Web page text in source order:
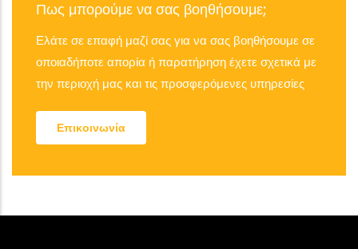
Πως μπορούμε να σας βοηθήσουμε;
Ελάτε σε επαφή μαζί σας για να σας βοηθήσουμε σε
οποιαδήποτε απορία ή παρατήρηση έχετε σχετικά με
την περιοχή μας και τις προσφερόμενες υπηρεσίες
Επικοινωνία